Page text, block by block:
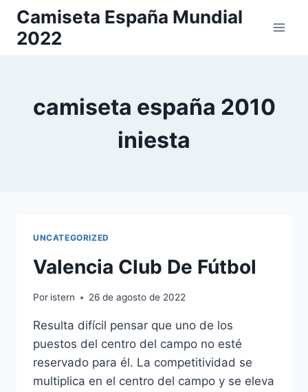
Saltar
contenido
Camiseta España Mundial
2022
camiseta españa 2010
iniesta
UNCATEGORIZED
Valencia Club De Fútbol
Por istern 26 de agosto de 2022
Resulta difícil pensar que uno de los
puestos del centro del campo no esté
reservado para él. La competitividad se
multiplica en el centro del campo y se eleva